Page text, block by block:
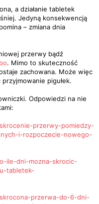
a działanie tabletek
Jedyną konsekwencją
– zmiana dnia
przerwy bądź
. Mimo to skuteczność
zachowana. Może więc
pigułek.
Odpowiedzi na nie
przerwy-pomiedzy-
i-rozpoczecie-nowego-
ile-dni-mozna-skrocic-
tabletek-
przerwa-do-6-dni-